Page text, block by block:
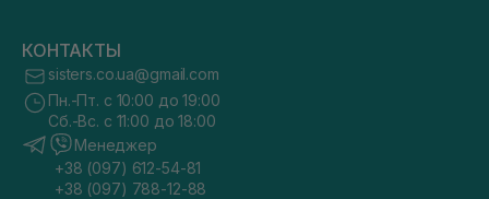
КОНТАКТЫ
sisters.co.ua@gmail.com
Пн.-Пт. с 10:00 до 19:00
Сб.-Вс. с 11:00 до 18:00
Менеджер
+38 (097) 612-54-81
+38 (097) 788-12-88